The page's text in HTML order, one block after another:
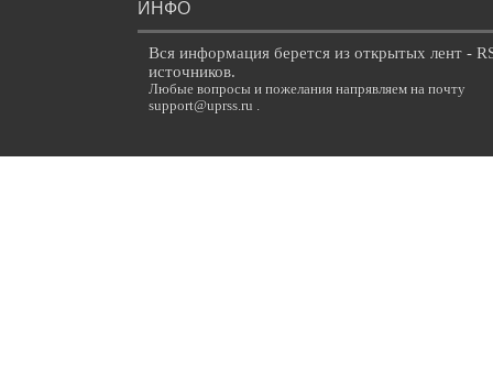
ИНФО
Вся информация берется из открытых лент -
источников.
Любые вопросы и пожелания напрявляем на почту
support@uprss.ru .